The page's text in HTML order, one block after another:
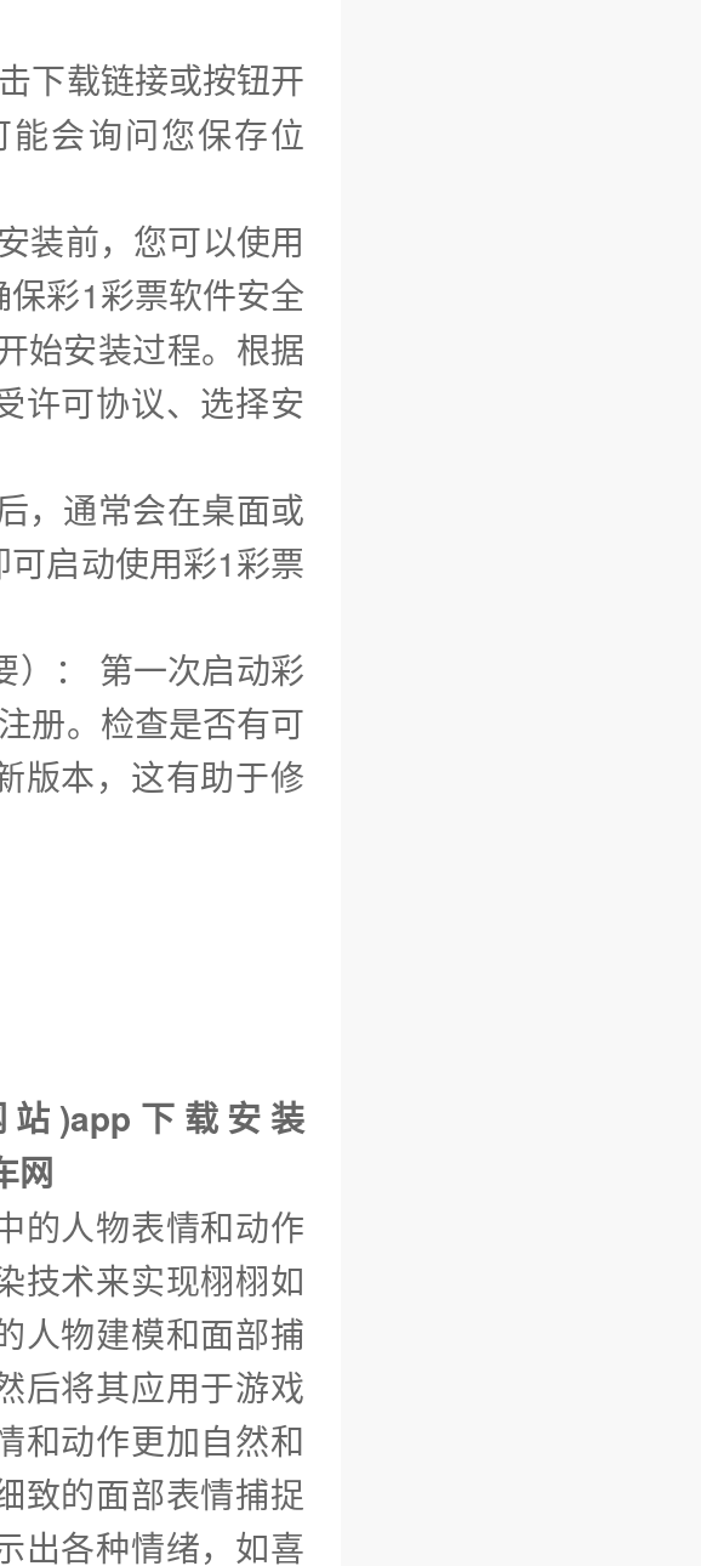
下载链接或按钮开
会询问您保存位
装前，您可以使用
彩1彩票软件安全
始安装过程。根据
许可协议、选择安
，通常会在桌面或
启动使用彩1彩票
）： 第一次启动彩
册。检查是否有可
版本，这有助于修
)app下载安装
网
的人物表情和动作
技术来实现栩栩如
人物建模和面部捕
后将其应用于游戏
和动作更加自然和
致的面部表情捕捉
出各种情绪，如喜